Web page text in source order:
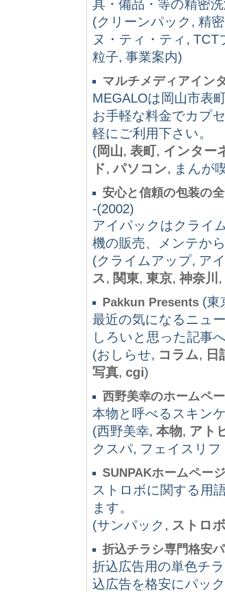
具・備品・等の精密
(クリーンパック, 精
ヌ・ティ・ティ,
粒子, 事業案内)
マルチメディアイン
MEGALOは岡山市表
お手軽な料金でカプ
軽にご利用下さい。
(岡山, 表町, インター
ド,パソコン, まんが
安心と信頼の包装の
-(2002)
アイパックはクライ
機の販売、メンテか
(クライムアップ, ア
ス, 関東, 東京,神奈川 ,
Pakkun Presents (東
最近の気になるニュ
しろいと思った記事
(おしらせ, コラム, 日
写真, cgi)
西野美幸のホームペ
本物と呼べるスキン
(西野美幸, 本物, アト
クスパ, フェイスリ
SUNPAKホームペー
ストロボに関する用
ます。
(サンパック, ストロ
折込チラシ専門格安
折込広告用の単色チ
込広告を格安にパッ